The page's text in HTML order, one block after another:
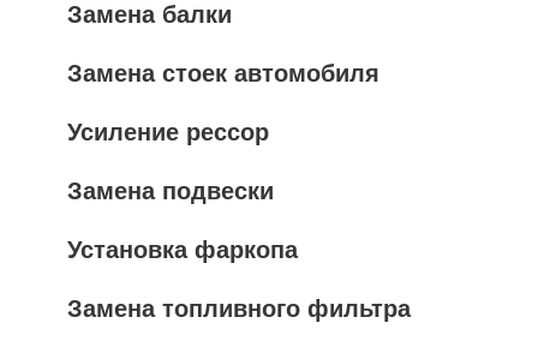
Замена балки
Замена стоек автомобиля
Усиление рессор
Замена подвески
Установка фаркопа
Замена топливного фильтра